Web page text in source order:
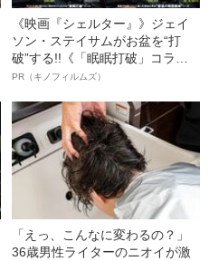
《映画『シェルター』》ジェイ
ソン・ステイサムがお盆を“打
破”する!!《「眠眠打破」コラ
ボ》
PR（キノフィルムズ）
「えっ、こんなに変わるの？」
36歳男性ライターのニオイが激